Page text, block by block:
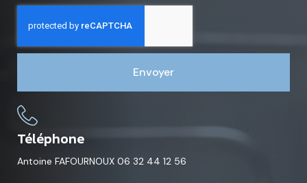
Envoyer
Téléphone
Antoine FAFOURNOUX 06 32 44 12 56